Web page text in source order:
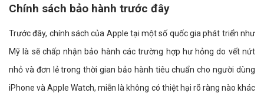
Chính sách bảo hành trước đây
Trước đây, chính sách của Apple tại một số quốc gia phát triển như
Mỹ là sẽ chấp nhận bảo hành các trường hợp hư hỏng do vết nứt
nhỏ và đơn lẻ trong thời gian bảo hành tiêu chuẩn cho người dùng
iPhone và Apple Watch, miễn là không có thiệt hại rõ ràng nào khác